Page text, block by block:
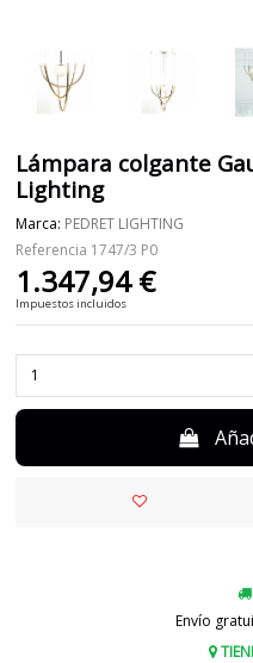
Lámpara colgante
Lighting
Marca: PEDRET LIGHTING
Referencia 1747/3 P0
1.347,94 €
Impuestos incluidos
Envío